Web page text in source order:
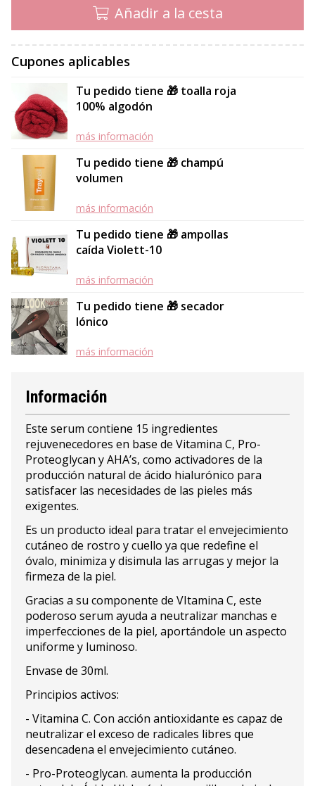
Añadir a la cesta
Cupones aplicables
Tu pedido tiene 🎁 toalla roja
100% algodón
más información
Tu pedido tiene 🎁 champú
volumen
más información
Tu pedido tiene 🎁 ampollas
caída Violett-10
más información
Tu pedido tiene 🎁 secador
Iónico
más información
Información
Este serum contiene 15 ingredientes
rejuvenecedores en base de Vitamina C, Pro-
Proteoglycan y AHA’s, como activadores de la
producción natural de ácido hialurónico para
satisfacer las necesidades de las pieles más
exigentes.
Es un producto ideal para tratar el envejecimiento
cutáneo de rostro y cuello ya que redefine el
óvalo, minimiza y disimula las arrugas y mejor la
firmeza de la piel.
Gracias a su componente de VItamina C, este
poderoso serum ayuda a neutralizar manchas e
imperfecciones de la piel, aportándole un aspecto
uniforme y luminoso.
Envase de 30ml.
Principios activos:
- Vitamina C. Con acción antioxidante es capaz de
neutralizar el exceso de radicales libres que
desencadena el envejecimiento cutáneo.
- Pro-Proteoglycan. aumenta la producción